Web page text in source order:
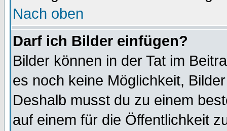
Nach oben
Darf ich Bilder einfügen?
Bilder können in der Tat im
es noch keine Möglichkeit,
Deshalb musst du zu einem
auf einem für die Öffentlichkeit